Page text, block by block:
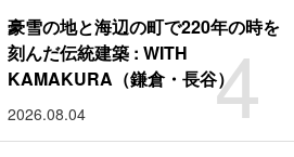
4
豪雪の地と海辺の町で220年の時を
刻んだ伝統建築 : WITH
KAMAKURA（鎌倉・長谷）
2026.08.04